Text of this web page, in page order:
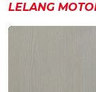
LELANG